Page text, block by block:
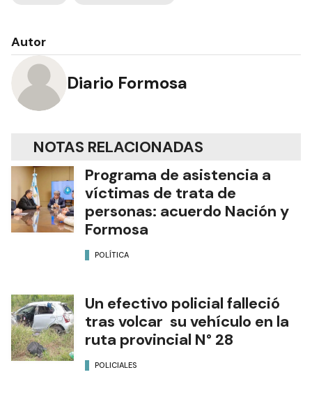
Autor
Diario Formosa
NOTAS RELACIONADAS
Programa de asistencia a
víctimas de trata de
personas: acuerdo Nación y
Formosa
POLÍTICA
Un efectivo policial falleció
tras volcar su vehículo en la
ruta provincial N° 28
POLICIALES